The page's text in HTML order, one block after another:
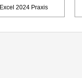
Excel 2024 Praxis